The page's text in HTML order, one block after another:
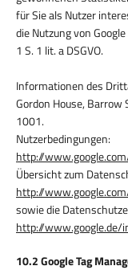
für Sie als Nutzer
die Nutzung von
1 S. 1 lit. a DSGVO.
Informationen des
Gordon House, Barrow
1001.
Nutzerbedingungen:
http://
Übersicht zum
http://
sowie die
http://
10.2 Google Tag